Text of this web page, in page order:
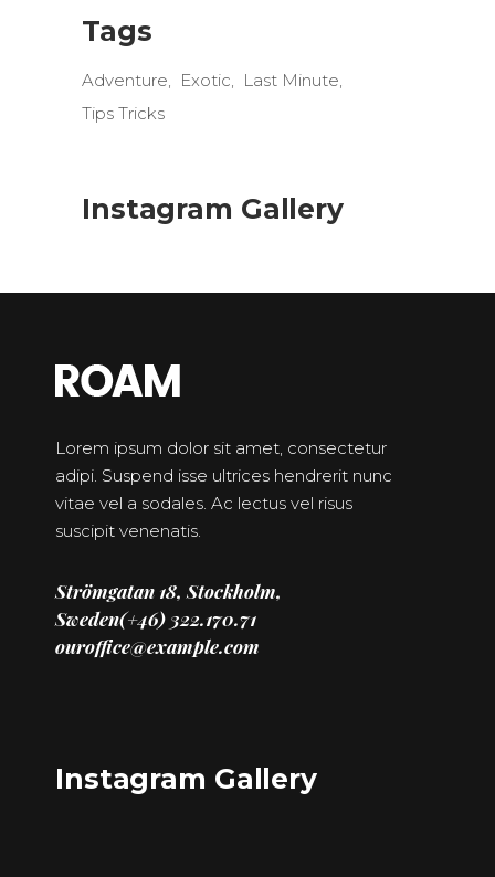
Tags
Adventure Exotic
Last Minute
Tips Tricks
Instagram Gallery
Lorem ipsum dolor sit amet, consectetur
adipi. Suspend isse ultrices hendrerit nunc
vitae vel a sodales. Ac lectus vel risus
suscipit venenatis.
Strömgatan 18, Stockholm,
Sweden(+46) 322.170.71
ouroffice@example.com
Instagram Gallery